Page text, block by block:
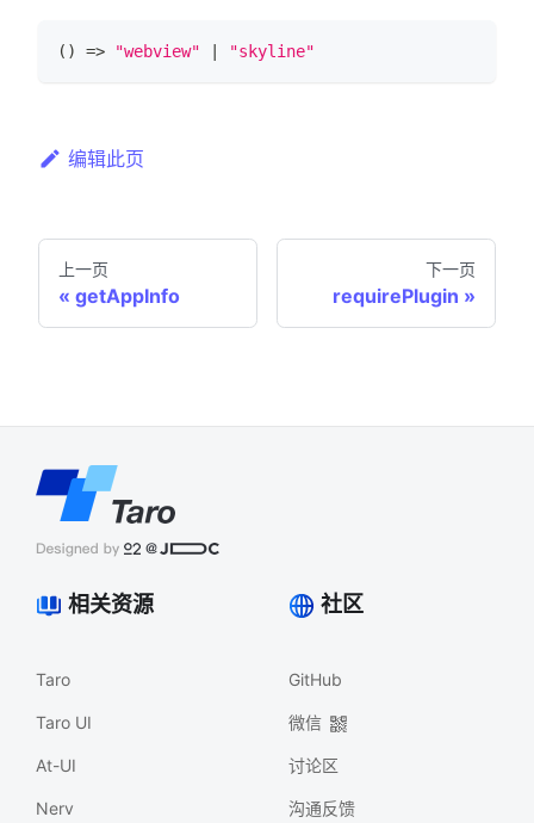
( ) => "webview" "skyline"
编辑此页
上一页
getAppInfo
下一页
requirePlugin
相关资源
Taro
Taro UI
At-UI
Nerv
社区
GitHub
微信
讨论区
沟通反馈